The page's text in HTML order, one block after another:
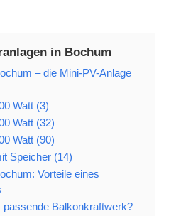
in Bochum
– die Mini-PV-Anlage
Watt (3)
Watt (32)
Watt (90)
Speicher (14)
Vorteile eines
passende Balkonkraftwerk?